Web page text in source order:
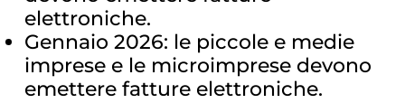
elettroniche.
Gennaio 2026: le piccole e medie
imprese e le microimprese devono
emettere fatture elettroniche.